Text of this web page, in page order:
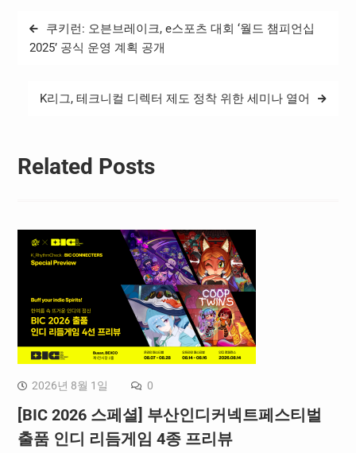
의 MMORPG(다중접속역할
수행게임) ‘리니지M’이 ‘THE
글
탐
쿠키런: 오븐브레이크, e스포츠 대회 ‘월드 챔피언십
2025’ 공식 운영 계획 공개
K리그, 테크니컬 디렉터 제도 정착 위한 세미나 열어
Related Posts
2026년 8월 1일 0
[BIC 2026 스페셜] 부산인디커넥트페스티벌
출품 인디 리듬게임 4종 프리뷰